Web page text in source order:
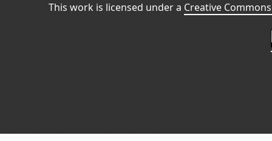
This work is licensed under a Creative